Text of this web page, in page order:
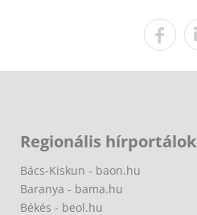
Regionális hírportálok
Bács-Kiskun - baon.hu
Baranya - bama.hu
Békés - beol.hu